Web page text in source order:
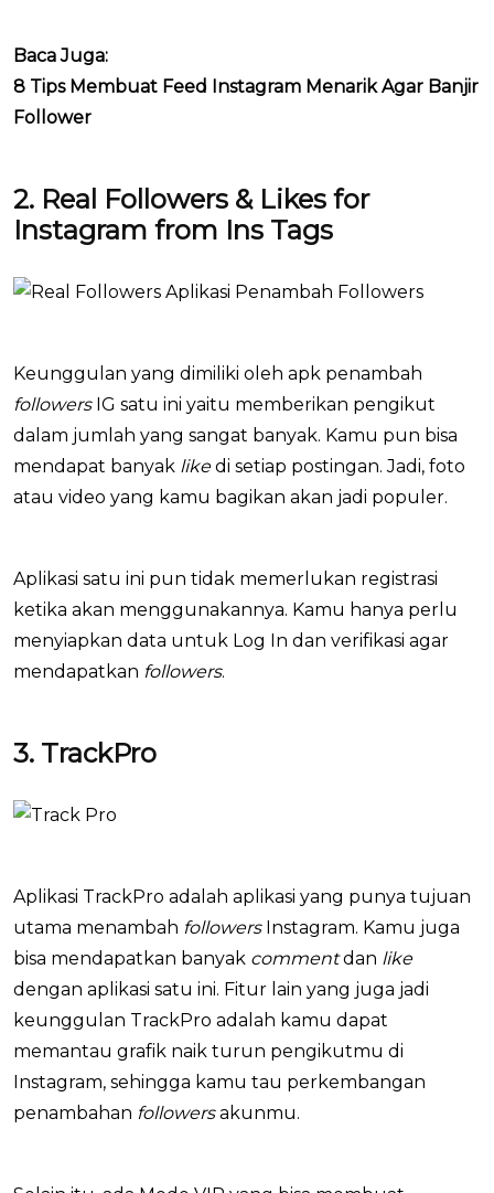
Baca Juga:
8 Tips Membuat Feed Instagram Menarik Agar Banjir
Follower
2. Real Followers & Likes for
Instagram from Ins Tags
Keunggulan yang dimiliki oleh apk penambah
followers IG satu ini yaitu memberikan pengikut
dalam jumlah yang sangat banyak. Kamu pun bisa
mendapat banyak likedi setiap postingan. Jadi, foto
atau video yang kamu bagikan akan jadi populer.
Aplikasi satu ini pun tidak memerlukan registrasi
ketika akan menggunakannya. Kamu hanya perlu
menyiapkan data untuk Log In dan verifikasi agar
mendapatkan followers.
3. TrackPro
Aplikasi TrackPro adalah aplikasi yang punya tujuan
utama menambah followers Instagram. Kamu juga
bisa mendapatkan banyak commentdan like
dengan aplikasi satu ini. Fitur lain yang juga jadi
keunggulan TrackPro adalah kamu dapat
memantau grafik naik turun pengikutmu di
Instagram, sehingga kamu tau perkembangan
penambahan followersakunmu.